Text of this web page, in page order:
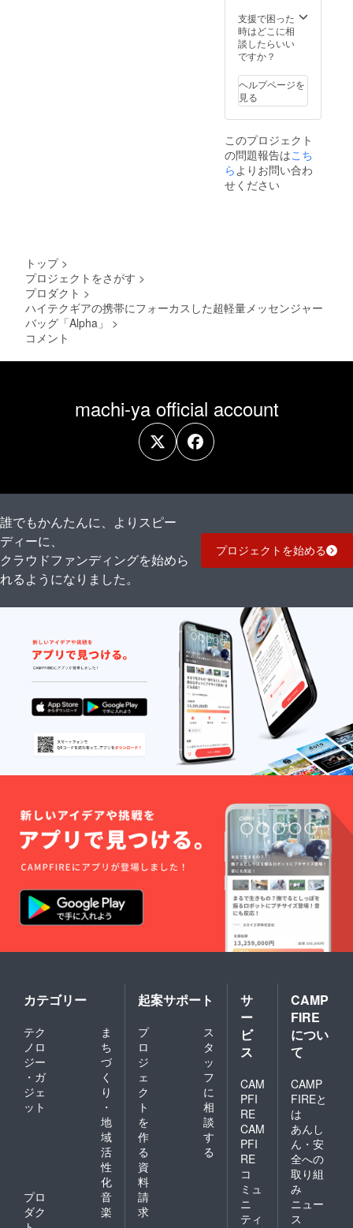
送料：
無料
支援で困った
時はどこに相
談したらいい
ですか？
ヘルプページを
見る
このプロジェクト
の問題報告はこち
ら よりお問い合わ
せください
トップ >
プロジェクトをさがす >
プロダクト >
ハイテクギアの携帯にフォーカスした超軽量メッセンジャー
バッグ「Alpha」
>
コメント
machi-ya official account
誰でもかんたんに、よりスピー
ディーに、
クラウドファンディングを始めら
れるようになりました。
プロジェクトを始める
カテゴリー
テク
ノロ
ジー
・ガ
ジェ
ット
ま
ち
づ
く
り
・
地
域
活
性
化
プロ
ダク
音
楽
起案サポート
プ
ロ
ジ
ェ
ク
ト
を
作
る
ス
タ
ッ
フ
に
相
談
す
る
資
料
請
求
サ
ー
ビ
ス
CAM
PFI
RE
CAM
PFI
RE
コ
ミュ
ニ
ティ
CAMP
FIRE
につい
て
CAMP
FIREと
は
あんし
ん・安
全への
取り組
み
ニュー
ス